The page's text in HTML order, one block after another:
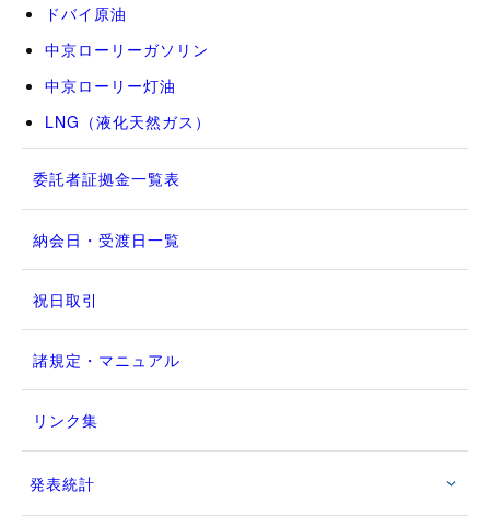
ドバイ原油
中京ローリーガソリン
中京ローリー灯油
LNG（液化天然ガス）
委託者証拠金一覧表
納会日・受渡日一覧
祝日取引
諸規定・マニュアル
リンク集
発表統計